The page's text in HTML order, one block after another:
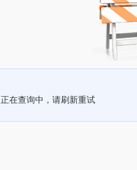
正在查询中，请刷新重试